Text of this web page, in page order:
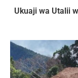
Ukuaji wa Utalii